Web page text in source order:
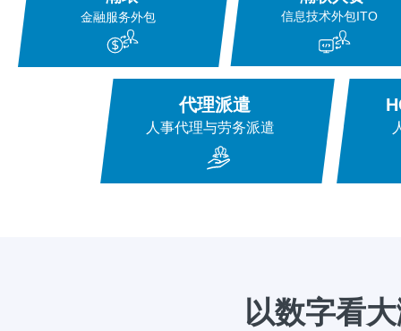
以数字看